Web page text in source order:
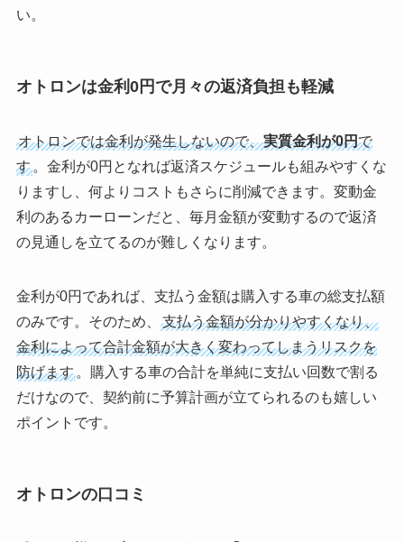
い。
オトロンは金利0円で月々の返済負担も軽減
オトロンでは金利が発生しないので、実質金利が0円で
す。金利が0円となれば返済スケジュールも組みやすくな
りますし、何よりコストもさらに削減できます。変動金
利のあるカーローンだと、毎月金額が変動するので返済
の見通しを立てるのが難しくなります。
金利が0円であれば、支払う金額は購入する車の総支払額
のみです。そのため、
支払う金額が分かりやすくなり、
金利によって合計金額が大きく変わってしまうリスクを
防げます。購入する車の合計を単純に支払い回数で割る
だけなので、契約前に予算計画が立てられるのも嬉しい
ポイントです。
オトロンの口コミ